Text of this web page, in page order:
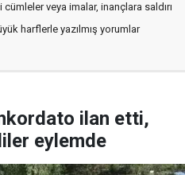
veya imalar, inançlara saldırı
harflerle yazılmış yorumlar
ilan etti,
eylemde